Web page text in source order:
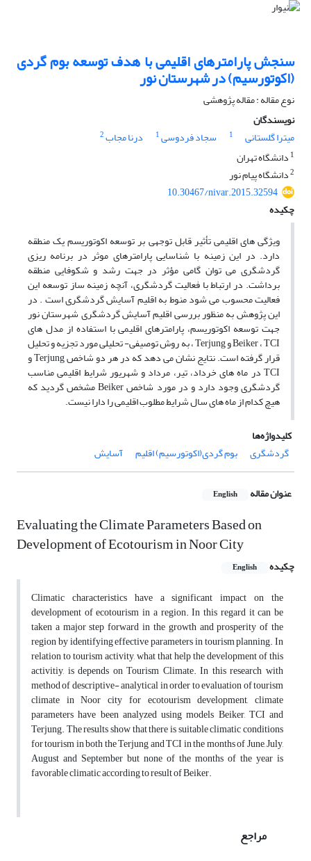
سنجش پارامترهای اقلیمی با هدف توسعه بوم گردی
(اکوتورسیم) در شهرستان نور
نوع مقاله : مقاله پژوهشی
نویسندگان
میترا گلستانی
1 سجاد فردوسی1 درنا مجاب2
1 دانشگاه تهران
2دانشگاه پیام نور
10.30467/nivar.2015.32594
چکیده
ویژگی های اقلیمی تأثیر قابل توجهی بر توسعه اکوتوریسم یک منطقه
دارد. در این زمینه با شناسایی پارامترهای موثر در برنامه ریزی
گردشگری می توان گامی مؤثر در جهت رشد و شکوفایی منطقه
برداشت. در ارتباط با فعالیت گردشگری، آنچه زمینه ساز توسعه این
فعالیت محسوب می شود منوط به اقلیم آسایش گردشگری است . در
این پژوهش به منظور بررسی اقلیم آسایش گردشگری شهرستان نور
جهت توسعه اکوتوریسم، پارامترهای اقلیمی با استفاده از مدل های
Beiker ، TCI و Terjung ، به روش توصیفی- تحلیلی مورد تجزیه و تحلیل
قرار گرفته است. نتایج نشان می دهد که در هر دو شاخص Terjung و
TCI در ماه های خرداد، تیر، مرداد و شهریور شرایط اقلیمی مناسب
گردشگری وجود دارد و در مورد شاخص Beiker مشخص گردید که
هیچ کدام از ماه های سال شرایط مطلوب اقلیمی را دارا نیست.
کلیدواژه‌ها
گردشگری
بوم گردی(اکوتورسیم) اقلیم آسایش
عنوان مقاله English
Evaluating the Climate Parameters Based on
Development of Ecotourism in Noor City
چکیده English
Climatic characteristics have a significant impact on the
development of ecotourism in a region. In this regard it can be
taken a major step forward in the growth and prosperity of the
region by identifying effective parameters in tourism planning. In
relation to tourism activity, what that help the development of this
activitiy, is depends on Tourism Climate. In this research with
method of descriptive- analytical in order to evaluation of tourism
climate in Noor city for ecotourism development, climate
parameters have been analyzed using models Beiker, TCI and
Terjung. The results show that there is suitable climatic conditions
for tourism in both the Terjung and TCI in the months of June, July,
August and September but none of the months of the year is
favorable climatic according to result of Beiker.
مراجع